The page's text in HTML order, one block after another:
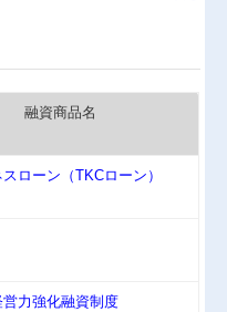
融資商品名
ローン（TKCローン）
力強化融資制度